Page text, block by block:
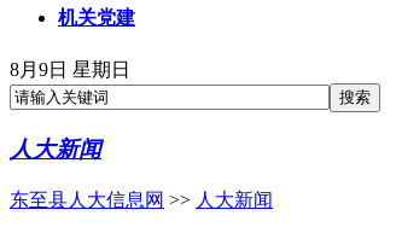
机关党建
8月9日 星期日
人大新闻
东至县人大信息网 >> 人大新闻